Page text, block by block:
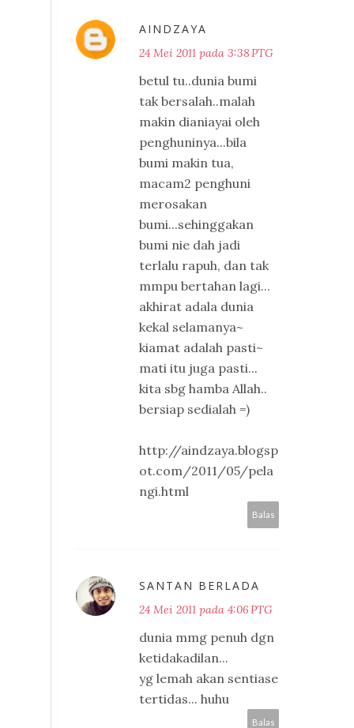
AINDZAYA
24 Mei 2011 pada 3:38 PTG
betul tu..dunia bumi
tak bersalah..malah
makin dianiayai oleh
penghuninya...bila
bumi makin tua,
macam2 penghuni
merosakan
bumi...sehinggakan
bumi nie dah jadi
terlalu rapuh, dan tak
mmpu bertahan lagi...
akhirat adala dunia
kekal selamanya~
kiamat adalah pasti~
mati itu juga pasti...
kita sbg hamba Allah..
bersiap sedialah =)
http://aindzaya.blogsp
ot.com/2011/05/pela
ngi.html
Balas
SANTAN BERLADA
24 Mei 2011 pada 4:06 PTG
dunia mmg penuh dgn
ketidakadilan...
yg lemah akan sentiase
tertidas... huhu
Balas